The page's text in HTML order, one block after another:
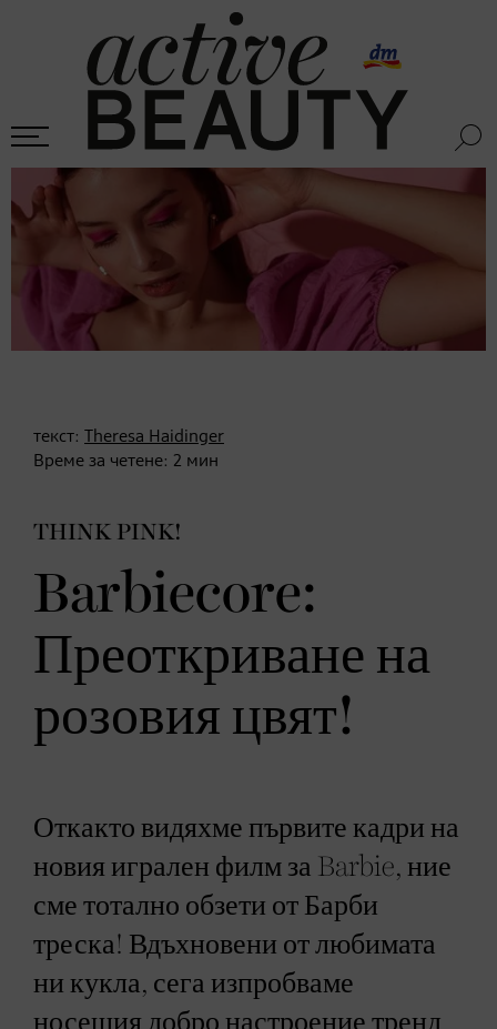
текст:
Theresa Haidinger
Време за четене: 2 мин
THINK PINK!
Barbiecore:
Преоткриване на
розовия цвят!
Откакто видяхме първите кадри на
новия игрален филм за Barbie, ние
сме тотално обзети от Барби
треска! Вдъхновени от любимата
ни кукла, сега изпробваме
носещия добро настроение тренд